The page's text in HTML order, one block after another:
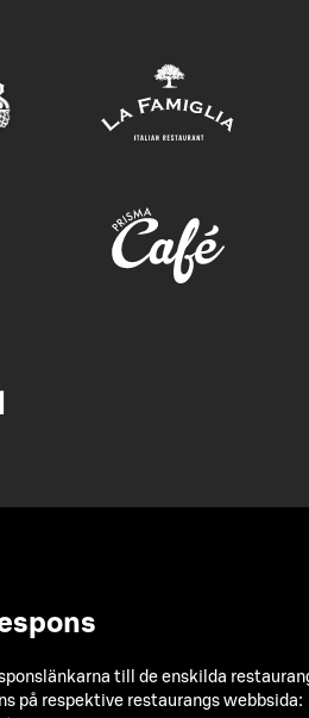
till de enskilda
på respektive restaurangs webbsida: